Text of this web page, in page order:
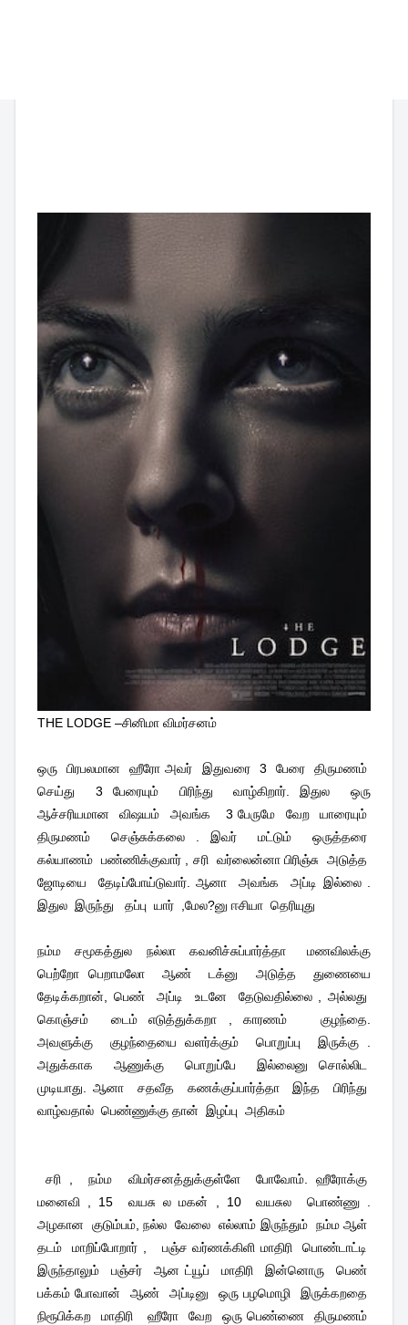
THE LODGE –சினிமா விமர்சனம்
ஒரு பிரபலமான ஹீரோ அவர் இதுவரை 3 பேரை
திருமணம்
செய்து
3 பேரையும் பிரிந்து வாழ்கிறார். இதுல
ஒரு
ஆச்சரியமான
விஷயம் அவங்க 3 பேருமே வேற
யாரையும்
திருமணம்
செஞ்சுக்கலை . இவர் மட்டும்
ஒருத்தரை
கல்யாணம் பண்ணிக்குவார் , சரி வர்லைன்னா பிரிஞ்சு
அடுத்த
ஜோடியை
தேடிப்போய்டுவார். ஆனா அவங்க
அப்டி இல்லை .
இதுல இருந்து தப்பு யார் ,மேல?னு ஈசியா தெரியுது
நம்ம சமூகத்துல நல்லா கவனிச்சுப்பார்த்தா
மணவிலக்கு
பெற்றோ பெறாமலோ
ஆண் டக்னு அடுத்த
துணையை
தேடிக்கறான், பெண்
அப்டி உடனே
தேடுவதில்லை , அல்லது
கொஞ்சம்
டைம் எடுத்துக்கறா , காரணம்
குழந்தை.
அவளுக்கு
குழந்தையை வளர்க்கும் பொறுப்பு
இருக்கு .
அதுக்காக
ஆணுக்கு பொறுப்பே
இல்லைனு சொல்லிட
முடியாது. ஆனா
சதவீத கணக்குப்பார்த்தா இந்த
பிரிந்து
வாழ்வதால் பெண்ணுக்கு தான் இழப்பு அதிகம்
சரி , நம்ம விமர்சனத்துக்குள்ளே
போவோம். ஹீரோக்கு
மனைவி , 15
வயசு ல மகன் , 10 வயசுல
பொண்ணு .
அழகான
குடும்பம், நல்ல வேலை எல்லாம் இருந்தும் நம்ம ஆள்
தடம்
மாறிப்போறார் , பஞ்ச வர்ணக்கிளி மாதிரி
பொண்டாட்டி
இருந்தாலும்
பஞ்சர் ஆன ட்யூப் மாதிரி இன்னொரு
பெண்
பக்கம் போவான்
ஆண் அப்டினு ஒரு பழமொழி
இருக்கறதை
நிரூபிக்கற
மாதிரி ஹீரோ வேற ஒரு பெண்ணை
திருமணம்